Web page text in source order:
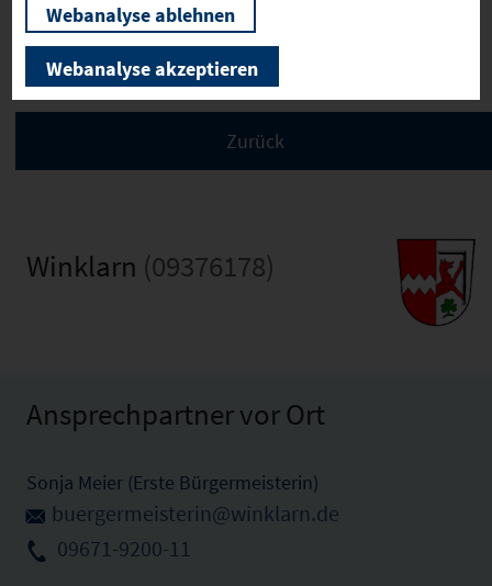
Kommunale Infrastruktur
Winklarn (09376178)
Ansprechpartner vor Ort
Sonja Meier (Erste Bürgermeisterin)
buergermeisterin@winklarn.de
09671-9200-11
Webanalyse ablehnen
Webanalyse akzeptieren